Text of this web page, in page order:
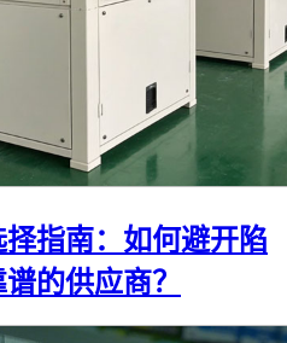
指南：如何避开陷
的供应商？